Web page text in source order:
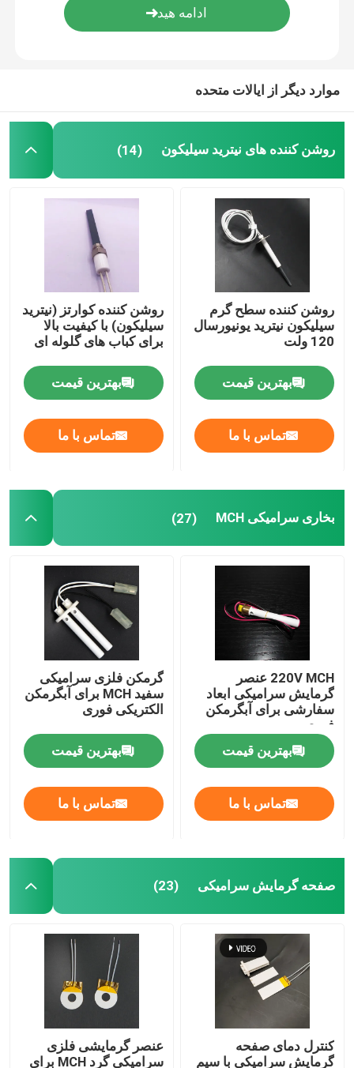
موارد دیگر از ایالات متحده
روشن کننده های نیترید سیلیکون (14)
روشن کننده سطح گرم
سیلیکون نیترید یونیورسال
120 ولت
بهترین قیمت
تماس با ما
روشن کننده کوارتز (نیترید
سیلیکون) با کیفیت بالا
برای کباب های گلوله ای
بهترین قیمت
تماس با ما
بخاری سرامیکی MCH (27)
220V MCH عنصر
گرمایش سرامیکی ابعاد
سفارشی برای آبگرمکن
فوری
بهترین قیمت
تماس با ما
گرمکن فلزی سرامیکی
سفید MCH برای آبگرمکن
الکتریکی فوری
بهترین قیمت
تماس با ما
صفحه گرمایش سرامیکی (23)
کنترل دمای صفحه
گرمایش سرامیکی با سیم
عنصر گرمایشی فلزی
سرامیکی گرد MCH برای